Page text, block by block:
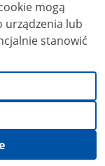
biletu jeśli
zatrudnienie oraz
konfliktów
przez
np.
biletu
mogą
urządzenia lub
stanowić